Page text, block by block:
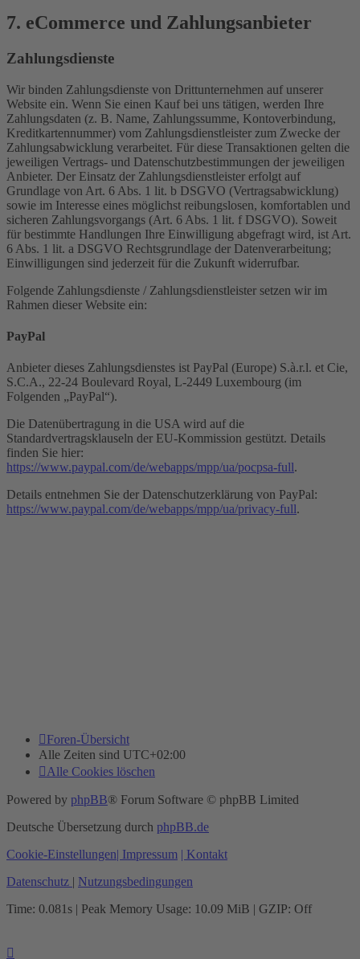
7. eCommerce und Zahlungs­anbieter
Zahlungsdienste
Wir binden Zahlungsdienste von Drittunternehmen auf unserer
Website ein. Wenn Sie einen Kauf bei uns tätigen, werden Ihre
Zahlungsdaten (z. B. Name, Zahlungssumme, Kontoverbindung,
Kreditkartennummer) vom Zahlungsdienstleister zum Zwecke der
Zahlungsabwicklung verarbeitet. Für diese Transaktionen gelten die
jeweiligen Vertrags- und Datenschutzbestimmungen der jeweiligen
Anbieter. Der Einsatz der Zahlungsdienstleister erfolgt auf
Grundlage von Art. 6 Abs. 1 lit. b DSGVO (Vertragsabwicklung)
sowie im Interesse eines möglichst reibungslosen, komfortablen und
sicheren Zahlungsvorgangs (Art. 6 Abs. 1 lit. f DSGVO). Soweit
für bestimmte Handlungen Ihre Einwilligung abgefragt wird, ist Art.
6 Abs. 1 lit. a DSGVO Rechtsgrundlage der Datenverarbeitung;
Einwilligungen sind jederzeit für die Zukunft widerrufbar.
Folgende Zahlungsdienste / Zahlungsdienstleister setzen wir im
Rahmen dieser Website ein:
PayPal
Anbieter dieses Zahlungsdienstes ist PayPal (Europe) S.à.r.l. et Cie,
S.C.A., 22-24 Boulevard Royal, L-2449 Luxembourg (im
Folgenden „PayPal“).
Die Datenübertragung in die USA wird auf die
Standardvertragsklauseln der EU-Kommission gestützt. Details
finden Sie hier:
https://www.paypal.com/de/webapps/mpp/ua/pocpsa-full.
Details entnehmen Sie der Datenschutzerklärung von PayPal:
https://www.paypal.com/de/webapps/mpp/ua/privacy-full.
Foren-Übersicht
Alle Zeiten sind UTC+02:00
Alle Cookies löschen
Powered by phpBB® Forum Software © phpBB Limited
Deutsche Übersetzung durch phpBB.de
Cookie-Einstellungen| Impressum | Kontakt
Datenschutz | Nutzungsbedingungen
Time: 0.081s | Peak Memory Usage: 10.09 MiB | GZIP: Off